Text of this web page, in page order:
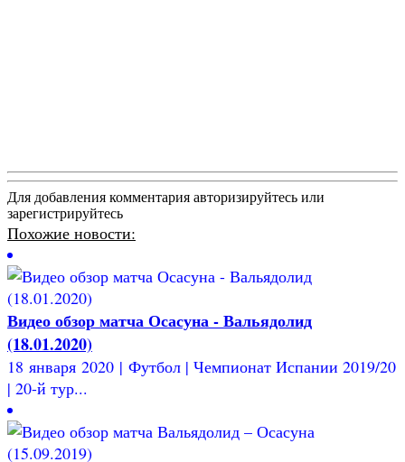
Для добавления комментария авторизируйтесь или
зарегистрируйтесь
Похожие новости:
Видео обзор матча Осасуна - Вальядолид
(18.01.2020)
18 января 2020 | Футбол | Чемпионат Испании 2019/20
| 20-й тур...